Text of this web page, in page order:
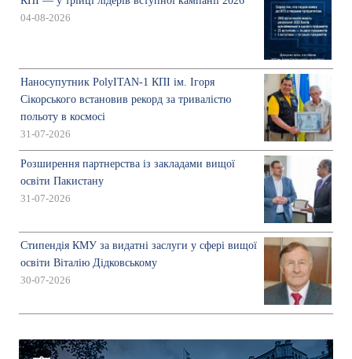
04-08-2026
Наносупутник PolyITAN-1 КПІ ім. Ігоря
Сікорського встановив рекорд за тривалістю
польоту в космосі
31-07-2026
Розширення партнерства із закладами вищої
освіти Пакистану
31-07-2026
Стипендія КМУ за видатні заслуги у сфері вищої
освіти Віталію Дідковському
30-07-2026